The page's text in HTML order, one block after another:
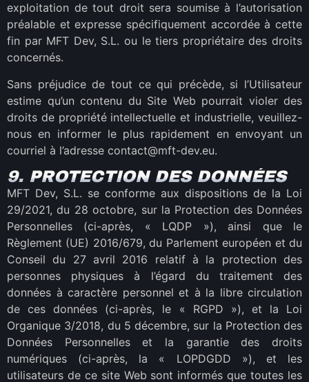
exploitation de tout droit sera soumise à l’autorisation
préalable et expresse spécifiquement accordée à cette
fin par MFT Dev, S.L. ou le tiers propriétaire des droits
concernés.
Sans préjudice de tout ce qui précède, si l’Utilisateur
estime qu’un contenu du Site Web pourrait violer des
droits de propriété intellectuelle et industrielle, veuillez-
nous en informer le plus rapidement en envoyant un
courriel à l’adresse contact@mft-dev.eu.
9. PROTECTION DES DONNÉES
MFT Dev, S.L. se conforme aux dispositions de la Loi
29/2021, du 28 octobre, sur la Protection des Données
Personnelles (ci-après, « LQDP »), ainsi que le
Règlement (UE) 2016/679, du Parlement européen et du
Conseil du 27 avril 2016 relatif à la protection des
personnes physiques à l’égard du traitement des
données à caractère personnel et à la libre circulation
de ces données (ci-après, le « RGPD »), et la Loi
Organique 3/2018, du 5 décembre, sur la Protection des
Données Personnelles et la garantie des droits
numériques (ci-après, la « LOPDGDD »), et les
utilisateurs de ce site Web sont informés que toutes les